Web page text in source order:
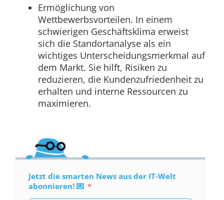
Ermöglichung von
Wettbewerbsvorteilen. In einem
schwierigen Geschäftsklima erweist
sich die Standortanalyse als ein
wichtiges Unterscheidungsmerkmal auf
dem Markt. Sie hilft, Risiken zu
reduzieren, die Kundenzufriedenheit zu
erhalten und interne Ressourcen zu
maximieren.
Jetzt die smarten News aus der IT-Welt
abonnieren! 💌